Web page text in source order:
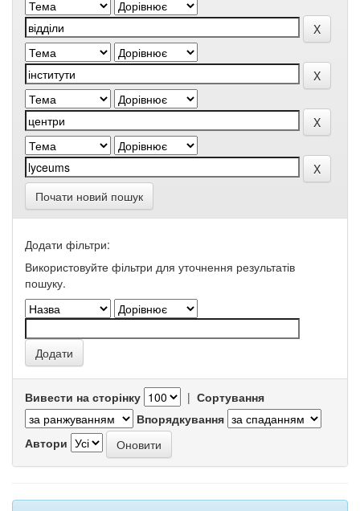
Почати новий пошук
Додати фільтри:
Використовуйте фільтри для уточнення результатів
пошуку.
Вивести на сторінку | Сортування
Впорядкування
Автори